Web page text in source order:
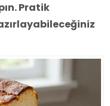
Pratik